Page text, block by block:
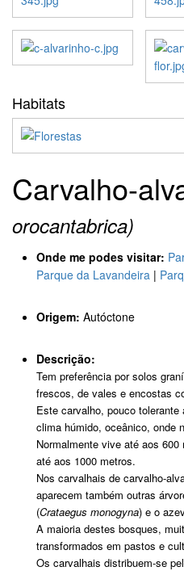
Habitats
Carvalho-
orocantabrica)
Onde me podes visitar:
Parque da Lavandeira |
Origem: Autóctone
Descrição:
Tem preferência por solos
frescos, de vales e encostas
Este carvalho, pouco
clima húmido, oceânico, onde
Normalmente vive até aos
até aos 1000 metros.
Nos carvalhais de carvalho-
aparecem também outras
(Crataegus monogyna) e o
A maioria destes bosques,
transformados em pastos e
Os carvalhais distribuem-se